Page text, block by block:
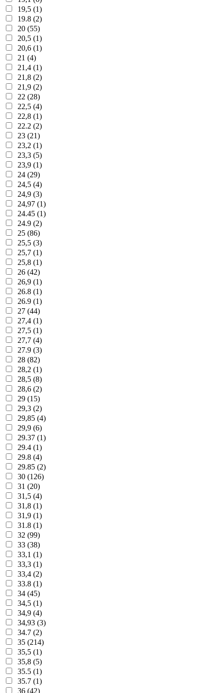
19,5 (1)
19.8 (2)
20 (55)
20,5 (1)
20,6 (1)
21 (4)
21,4 (1)
21,8 (2)
21,9 (2)
22 (28)
22,5 (4)
22,8 (1)
22.2 (2)
23 (21)
23,2 (1)
23,3 (5)
23,9 (1)
24 (29)
24,5 (4)
24,9 (3)
24,97 (1)
24.45 (1)
24.9 (2)
25 (86)
25,5 (3)
25,7 (1)
25,8 (1)
26 (42)
26,9 (1)
26.8 (1)
26.9 (1)
27 (44)
27,4 (1)
27,5 (1)
27,7 (4)
27.9 (3)
28 (82)
28,2 (1)
28,5 (8)
28,6 (2)
29 (15)
29,3 (2)
29,85 (4)
29,9 (6)
29.37 (1)
29.4 (1)
29.8 (4)
29.85 (2)
30 (126)
31 (20)
31,5 (4)
31,8 (1)
31,9 (1)
31.8 (1)
32 (99)
33 (38)
33,1 (1)
33,3 (1)
33,4 (2)
33.8 (1)
34 (45)
34,5 (1)
34,9 (4)
34,93 (3)
34.7 (2)
35 (214)
35,5 (1)
35,8 (5)
35.5 (1)
35.7 (1)
36 (42)